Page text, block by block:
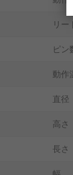
リー
ピン
動作
直径
高さ
長さ